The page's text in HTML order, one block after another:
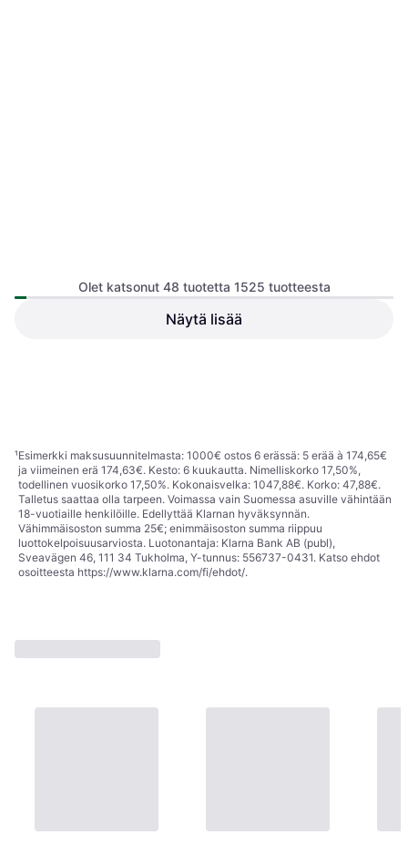
Gore-Tex, Synteettinen,
Olet katsonut 48 tuotetta 1525 tuotteesta
Näytä lisää
¹Esimerkki maksusuunnitelmasta: 1000€ ostos 6 erässä: 5 erää à 174,65€
ja viimeinen erä 174,63€. Kesto: 6 kuukautta. Nimelliskorko 17,50%,
todellinen vuosikorko 17,50%. Kokonaisvelka: 1047,88€. Korko: 47,88€.
Talletus saattaa olla tarpeen. Voimassa vain Suomessa asuville vähintään
18-vuotiaille henkilöille. Edellyttää Klarnan hyväksynnän.
Vähimmäisoston summa 25€; enimmäisoston summa riippuu
luottokelpoisuusarviosta. Luotonantaja: Klarna Bank AB (publ),
Sveavägen 46, 111 34 Tukholma, Y-tunnus: 556737-0431. Katso ehdot
osoitteesta https://www.klarna.com/fi/ehdot/.